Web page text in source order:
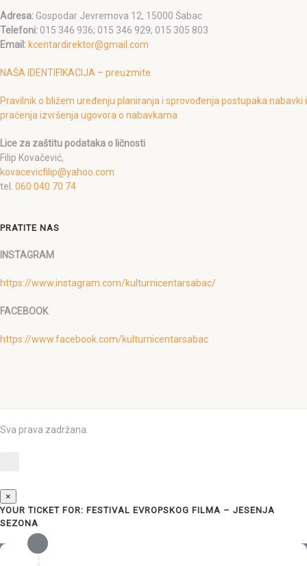
Adresa: Gospodar Jevremova 12, 15000 Šabac
Telefoni: 015 346 936; 015 346 929; 015 305 803
Email: kcentardirektor@gmail.com
NAŠA IDENTIFIKACIJA – preuzmite
Pravilnik o bližem uređenju planiranja i sprovođenja postupaka nabavki i
praćenja izvršenja ugovora o nabavkama
Lice za zaštitu podataka o ličnosti
Filip Kovačević,
kovacevicfilip@yahoo.com
tel. 060 040 70 74
PRATITE NAS
INSTAGRAM
https://www.instagram.com/kulturnicentarsabac/
FACEBOOK
https://www.facebook.com/kulturnicentarsabac
Sva prava zadržana.
×
YOUR TICKET FOR: FESTIVAL EVROPSKOG FILMA – JESENJA
SEZONA